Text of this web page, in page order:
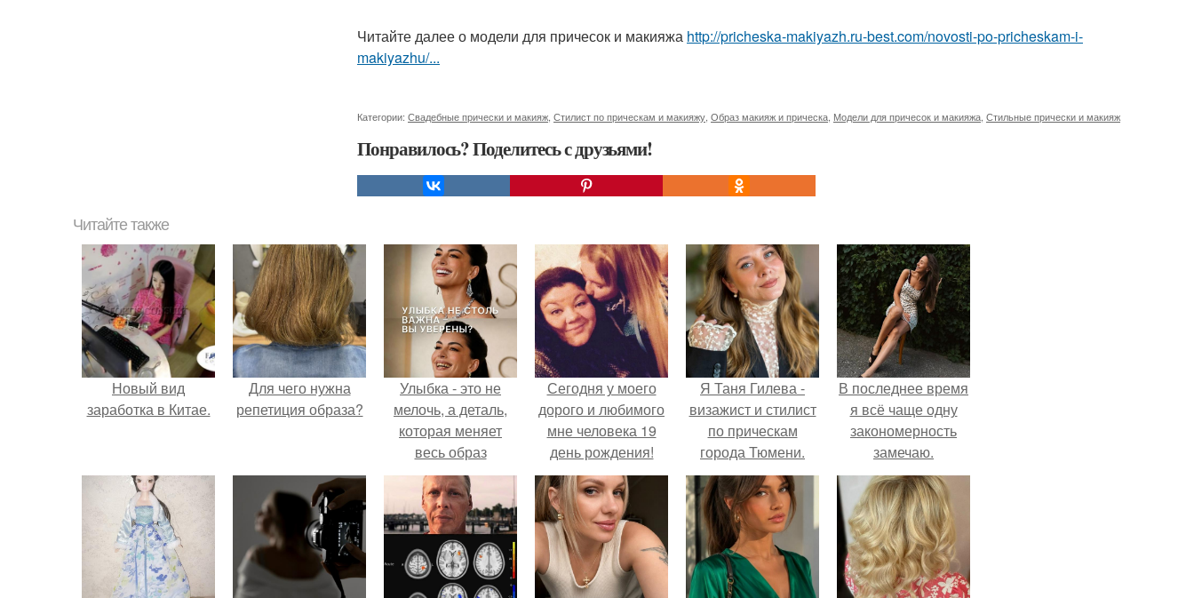
Читайте далее о модели для причесок и макияжа http://pricheska-makiyazh.ru-best.com/novosti-po-pricheskam-i-
makiyazhu/...
Категории: Свадебные прически и макияж Стилист по прическам и макияжу Образ макияж и прическа Модели для причесок и макияжа Стильные прически и макияж
Понравилось? Поделитесь с друзьями!
Читайте также
Новый вид
заработка в Китае.
Для чего нужна
репетиция образа?
Улыбка - это не
мелочь, а деталь,
которая меняет
весь образ
человека.
Сегодня у моего
дорого и любимого
мне человека 19
день рождения!
Я Таня Гилева -
визажист и стилист
по прическам
города Тюмени.
В последнее время
я всё чаще одну
закономерность
замечаю.